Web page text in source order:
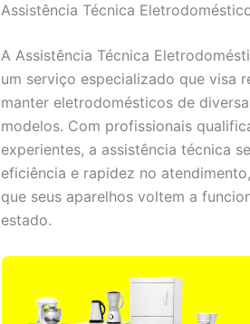
Assistência Técnica
A Assistência Técnica
um serviço especializado que visa
manter eletrodomésticos de
modelos. Com profissionais
experientes, a assistência técnica
eficiência e rapidez no
que seus aparelhos voltem a
estado.